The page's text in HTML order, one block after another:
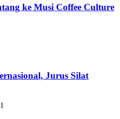
ke Musi Coffee Culture
Jurus Silat